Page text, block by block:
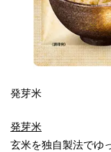
発芽米
発芽米
玄米を独自製法でゆ